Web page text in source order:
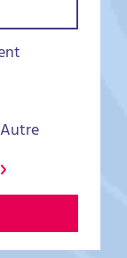
Autre